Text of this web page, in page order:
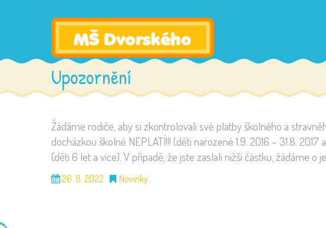
Upozornění
Žádáme rodiče, aby si zkontrolovali své platby školného a
docházkou školné NEPLATÍ!!! (děti narozené 1.9. 2016 – 31.8.
(děti 6 let a více). V případě, že jste zaslali nižší částku, žádáme o
26. 8. 2022 Novinky